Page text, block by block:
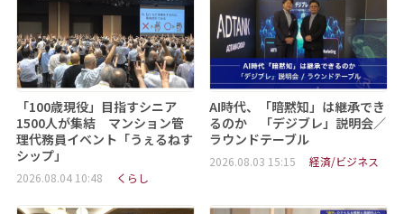
「100歳現役」目指すシニア
1500人が集結 マンション管
理代務員イベント「うぇるねす
シップ」
2026.08.04 10:48 くらし
AI時代、「暗黙知」は継承でき
るのか 「デジブレ」説明会／
ラウンドテーブル
2026.08.03 15:15 経済/ビジネス